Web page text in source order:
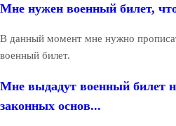
Мне нужен военный билет,
В данный момент мне нужно
военный билет.
Мне выдадут военный билет
законных основ...